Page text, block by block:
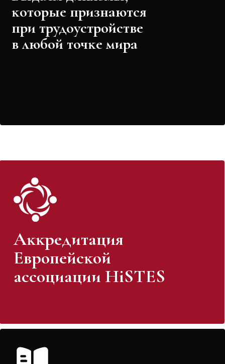
ĸоторые признаются
при трудоустройстве
в любой точĸе мира
Аĸĸредитация
Европейсĸой
ассоциации HiSTES